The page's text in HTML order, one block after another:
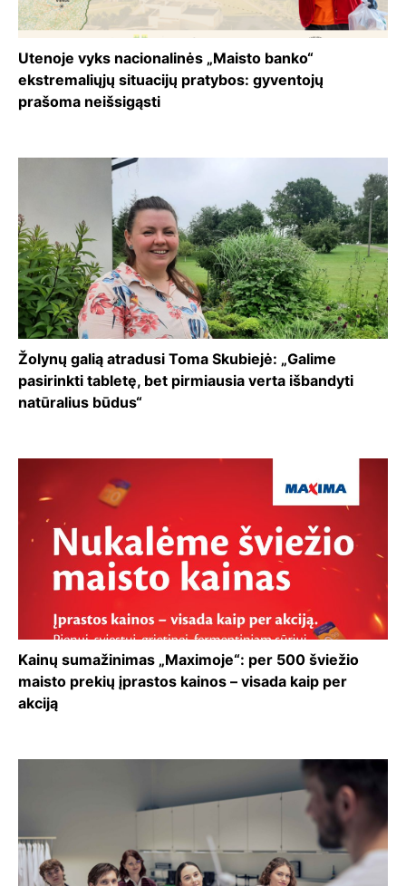
Utenoje vyks nacionalinės „Maisto banko“
ekstremaliųjų situacijų pratybos: gyventojų
prašoma neišsigąsti
Žolynų galią atradusi Toma Skubiejė: „Galime
pasirinkti tabletę, bet pirmiausia verta išbandyti
natūralius būdus“
Kainų sumažinimas „Maximoje“: per 500 šviežio
maisto prekių įprastos kainos – visada kaip per
akciją